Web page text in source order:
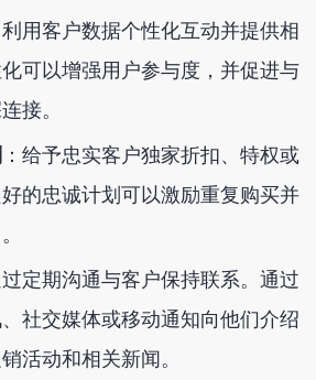
利用客户数据个性化互动并提供相
可以增强用户参与度，并促进与
接。
：给予忠实客户独家折扣、特权或
的忠诚计划可以激励重复购买并
过定期沟通与客户保持联系。通过
社交媒体或移动通知向他们介绍
活动和相关新闻。